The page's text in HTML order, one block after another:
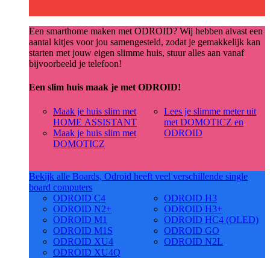
Een smarthome maken met ODROID? Wij hebben alvast een
aantal kitjes voor jou samengesteld, zodat je gemakkelijk kan
starten met jouw eigen slimme huis, stuur alles aan vanaf
bijvoorbeeld je telefoon!
Een slim huis maak je met ODROID!
Maak je huis slim met
HOME ASSISTANT
Maak je huis slim met
DOMOTICZ
Lees je slimme meter uit
met DOMOTICZ en
ODROID
Bekijk alle Boards, Odroid heeft veel verschillende single
board computers
ODROID C4
ODROID N2+
ODROID M1
ODROID M1S
ODROID XU4
ODROID XU4Q
ODROID H3
ODROID H3+
ODROID HC4 (OLED)
ODROID GO
ODROID N2L